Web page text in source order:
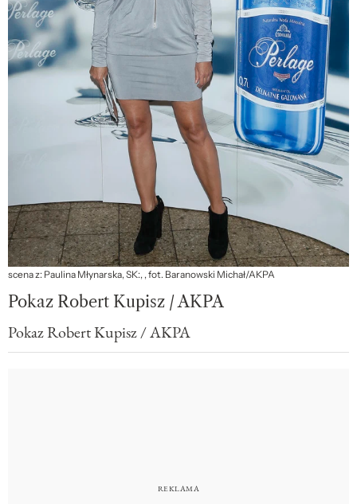
scena z: Paulina Młynarska, SK:, , fot. Baranowski Michał/AKPA
Pokaz Robert Kupisz / AKPA
Pokaz Robert Kupisz / AKPA